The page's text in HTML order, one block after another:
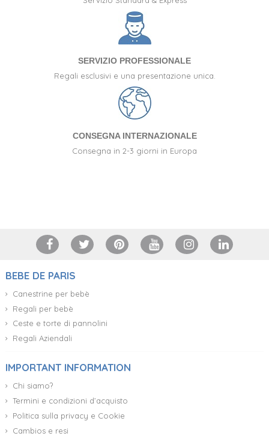
SERVIZIO PROFESSIONALE
Regali esclusivi e una presentazione unica.
CONSEGNA INTERNAZIONALE
Consegna in 2-3 giorni in Europa
BEBE DE PARIS
Canestrine per bebè
Regali per bebè
Ceste e torte di pannolini
Regali Aziendali
IMPORTANT INFORMATION
Chi siamo?
Termini e condizioni d’acquisto
Politica sulla privacy e Cookie
Cambios e resi